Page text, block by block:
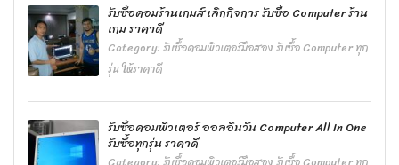
รับซื้อคอมร้านเกมส์ เลิกกิจการ รับซื้อ Computer ร้าน
เกม ราคาดี
Category:รับซื้อคอมพิวเตอร์มือสอง รับซื้อ Computer ทุก
รุ่น ให้ราคาดี
รับซื้อคอมพิวเตอร์ ออลอินวัน Computer All In One
รับซื้อทุกรุ่น ราคาดี